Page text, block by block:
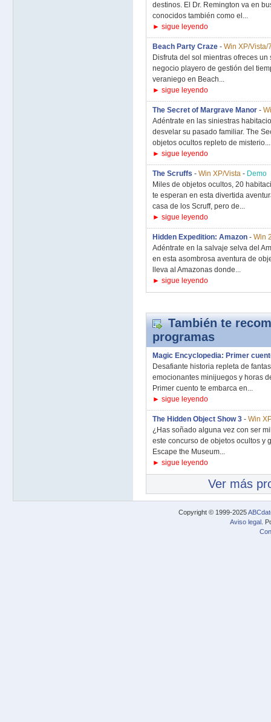
destinos. El Dr. Remington va en
conocidos también como el...
► sigue leyendo
Beach Party Craze - Win XP/Vista/
Disfruta del sol mientras ofreces
negocio playero de gestión del
veraniego en Beach...
► sigue leyendo
The Secret of Margrave Manor -
Adéntrate en las siniestras
desvelar su pasado familiar. The
objetos ocultos repleto de misterio...
► sigue leyendo
The Scruffs - Win XP/Vista - Demo
Miles de objetos ocultos, 20
te esperan en esta divertida
casa de los Scruff, pero de...
► sigue leyendo
Hidden Expedition: Amazon - Win
Adéntrate en la salvaje selva del
en esta asombrosa aventura de
lleva al Amazonas donde...
► sigue leyendo
También te
programas
Magic Encyclopedia: Primer
Desafiante historia repleta de
emocionantes minijuegos y horas
Primer cuento te embarca en...
► sigue leyendo
The Hidden Object Show 3 - Win
¿Has soñado alguna vez con ser
este concurso de objetos ocultos y
Escape the Museum...
► sigue leyendo
Ver más
Copyright © 1999-2025
Aviso legal .